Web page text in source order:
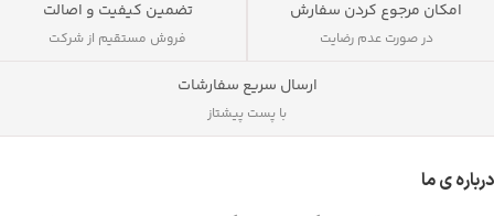
امکان مرجوع کردن سفارش
در صورت عدم رضایت
تضمین کیفیت و اصالت
فروش مستقیم از شرکت
ارسال سریع سفارشات
با پست پیشتاز
درباره ی ما